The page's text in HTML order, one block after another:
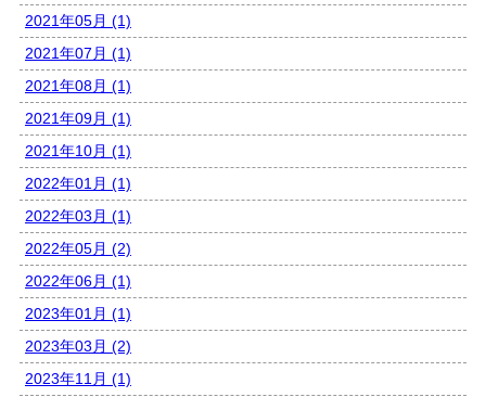
2021年05月 (1)
2021年07月 (1)
2021年08月 (1)
2021年09月 (1)
2021年10月 (1)
2022年01月 (1)
2022年03月 (1)
2022年05月 (2)
2022年06月 (1)
2023年01月 (1)
2023年03月 (2)
2023年11月 (1)